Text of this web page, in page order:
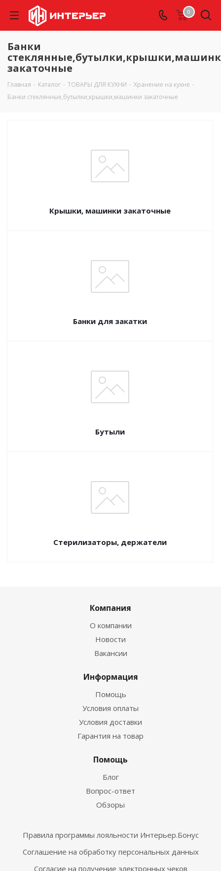
0
Банки
закаточные
Главная - Каталог - ТОВАРЫ ДЛЯ КУХНИ - Хранение на кухне -
Банки стеклянные,бутылки,крышки,машинки закаточные
Крышки, машинки закаточные
Банки для закатки
Бутыли
Стерилизаторы, держатели
Компания
О компании
Новости
Вакансии
Информация
Помощь
Условия оплаты
Условия доставки
Гарантия на товар
Помощь
Блог
Вопрос-ответ
Обзоры
Правила программы лояльности Интерьер.Бонус
Соглашение на обработку персональных данных
Согласие на получение электронных чеков